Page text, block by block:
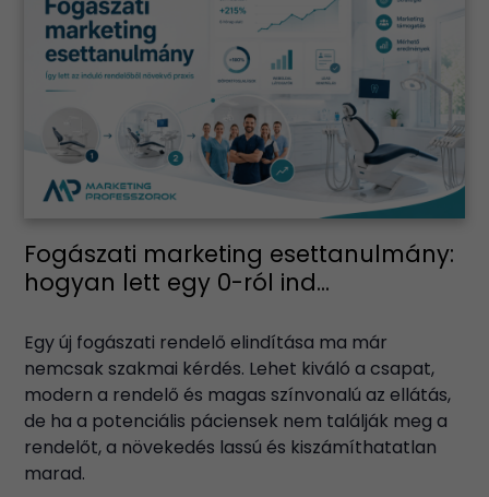
Fogászati marketing esettanulmány:
hogyan lett egy 0-ról ind...
Egy új fogászati rendelő elindítása ma már
nemcsak szakmai kérdés. Lehet kiváló a csapat,
modern a rendelő és magas színvonalú az ellátás,
de ha a potenciális páciensek nem találják meg a
rendelőt, a növekedés lassú és kiszámíthatatlan
marad.